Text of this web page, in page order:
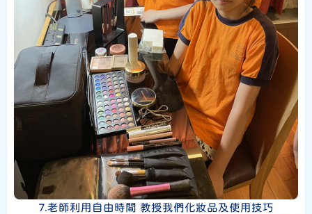
7.老師利用自由時間 教授我們化妝品及使用技巧